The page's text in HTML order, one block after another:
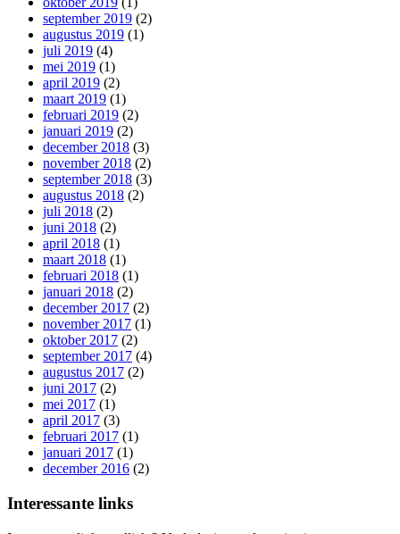
september 2019 (2)
augustus 2019 (1)
juli 2019 (4)
mei 2019 (1)
april 2019 (2)
maart 2019 (1)
februari 2019 (2)
januari 2019 (2)
december 2018 (3)
november 2018 (2)
september 2018 (3)
augustus 2018 (2)
juli 2018 (2)
juni 2018 (2)
april 2018 (1)
maart 2018 (1)
februari 2018 (1)
januari 2018 (2)
december 2017 (2)
november 2017 (1)
oktober 2017 (2)
september 2017 (4)
augustus 2017 (2)
juni 2017 (2)
mei 2017 (1)
april 2017 (3)
februari 2017 (1)
januari 2017 (1)
december 2016 (2)
Interessante links